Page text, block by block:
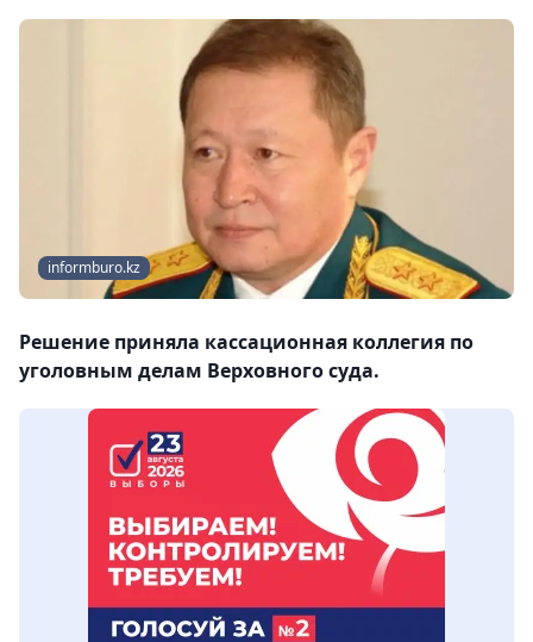
informburo.kz
Решение приняла кассационная коллегия по
уголовным делам Верховного суда.